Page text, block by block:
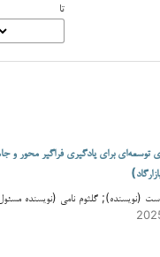
تا
توسعه‌ای برای یادگیری فراگیر محور و
(نویسنده); گلثوم نامی (نویسنده